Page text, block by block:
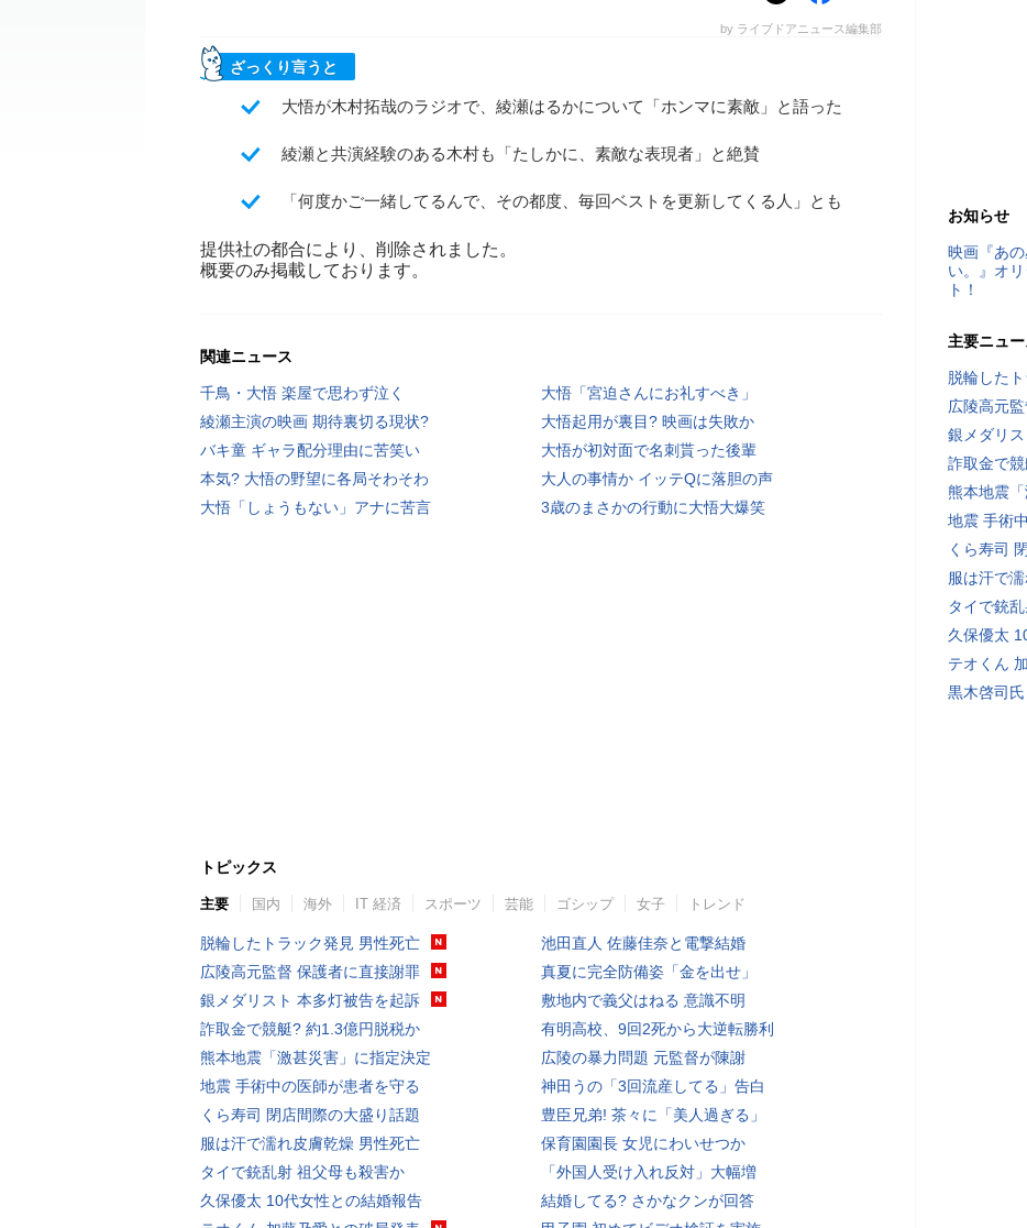
by ライブドアニュース編集部
ざっくり言うと
大悟が木村拓哉のラジオで、綾瀬はるかについて「ホンマに素敵」と語った
綾瀬と共演経験のある木村も「たしかに、素敵な表現者」と絶賛
「何度かご一緒してるんで、その都度、毎回ベストを更新してくる人」とも
提供社の都合により、削除されました。
概要のみ掲載しております。
関連ニュース
千鳥・大悟 楽屋で思わず泣く
大悟「宮迫さんにお礼すべき」
綾瀬主演の映画 期待裏切る現状?
大悟起用が裏目? 映画は失敗か
バキ童 ギャラ配分理由に苦笑い
大悟が初対面で名刺貰った後輩
本気? 大悟の野望に各局そわそわ
大人の事情か イッテQに落胆の声
大悟「しょうもない」アナに苦言
3歳のまさかの行動に大悟大爆笑
トピックス
主要 国内 海外 IT 経済 スポーツ 芸能 ゴシップ 女子 トレンド
脱輪したトラック発見 男性死亡
広陵高元監督 保護者に直接謝罪
銀メダリスト 本多灯被告を起訴
詐取金で競艇? 約1.3億円脱税か
熊本地震「激甚災害」に指定決定
地震 手術中の医師が患者を守る
くら寿司 閉店間際の大盛り話題
服は汗で濡れ皮膚乾燥 男性死亡
タイで銃乱射 祖父母も殺害か
久保優太 10代女性との結婚報告
池田直人 佐藤佳奈と電撃結婚
真夏に完全防備姿「金を出せ」
敷地内で義父はねる 意識不明
有明高校、9回2死から大逆転勝利
広陵の暴力問題 元監督が陳謝
神田うの「3回流産してる」告白
豊臣兄弟! 茶々に「美人過ぎる」
保育園園長 女児にわいせつか
「外国人受け入れ反対」大幅増
結婚してる? さかなクンが回答
お知らせ
映画『あ
い。』オ
ト！
主要ニュー
脱輪した
広陵高元
銀メダリ
詐取金で
熊本地震
地震 手術
くら寿司
服は汗で
タイで銃
久保優太
テオくん
黒木啓司